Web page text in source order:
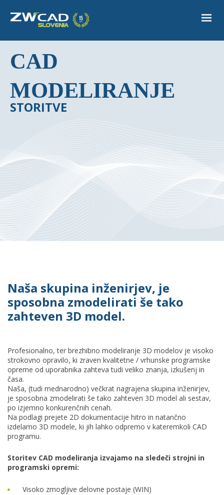
CAD
MODELIRANJE
STORITVE
Naša skupina inženirjev, je
sposobna zmodelirati še tako
zahteven 3D model.
Profesionalno, ter brezhibno modeliranje 3D modelov je visoko
strokovno opravilo, ki zraven kvalitetne / vrhunske programske
opreme od uporabnika zahteva tudi veliko znanja, izkušenj in
časa.
Naša, (tudi mednarodno) večkrat nagrajena skupina inženirjev,
je sposobna zmodelirati še tako zahteven 3D model ali sestav,
po izjemno konkurenčnih cenah.
Na podlagi prejete 2D dokumentacije hitro in natančno
izdelamo 3D modele, ki jih lahko odpremo v kateremkoli CAD
programu.
Storitev CAD modeliranja izvajamo na sledeči strojni in
programski opremi:
Visoko zmogljive delovne postaje (WIN)